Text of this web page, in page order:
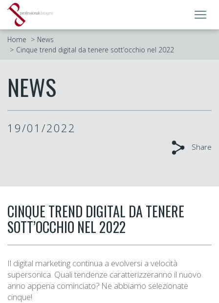
Home
News
Cinque trend digital da tenere sott’occhio nel 2022
NEWS
19/01/2022
Share
CINQUE TREND DIGITAL DA TENERE
SOTT’OCCHIO NEL 2022
Il digital marketing continua a evolversi a velocità
supersonica. Quali tendenze caratterizzeranno il nuovo
anno appena cominciato? Ne abbiamo selezionate
cinque!